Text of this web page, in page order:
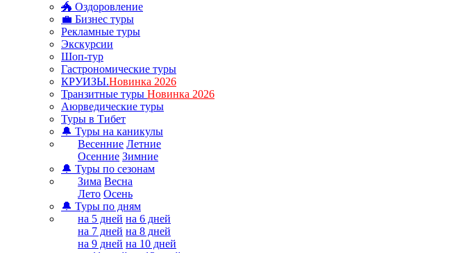
🐲 Оздоровление
💼 Бизнес туры
Рекламные туры
Экскурсии
Шоп-тур
Гастрономические туры
КРУИЗЫ.Новинка 2026
Транзитные туры Новинка 2026
Аюрведические туры
Туры в Тибет
🔔 Туры на каникулы
Весенние Летние
Осенние Зимние
🔔 Туры по сезонам
Зима Весна
Лето Осень
🔔 Туры по дням
на 5 дней на 6 дней
на 7 дней на 8 дней
на 9 дней на 10 дней